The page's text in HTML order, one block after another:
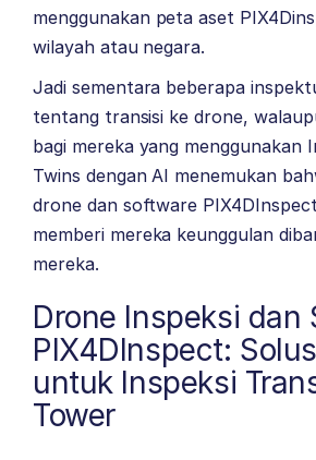
menggunakan peta aset
wilayah atau negara.
Jadi sementara beberapa
tentang transisi ke drone,
bagi mereka yang menggunakan
Twins dengan AI menemukan
drone dan software
memberi mereka keunggulan
mereka.
Drone Inspeksi dan
PIX4DInspect:
untuk Inspeksi
Tower